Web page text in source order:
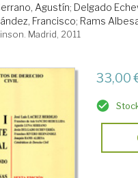
Agustín; Delgado
Francisco; Rams
Madrid, 2011
33,00